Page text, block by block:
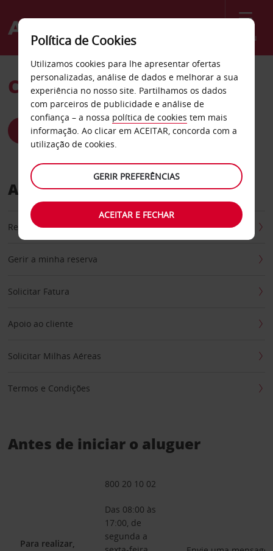
Menu
Como podemos ajudar?
QUESTÕES MAIS FREQUENTES
As nossas opções de Self service
Reserve agora
Gerir a minha reserva
Solicitar Fatura
Apoio ao cliente
Solicitar Milhas Aéreas
Termos e Condições
Antes de iniciar o aluguer
Para realizar,
800 20 10 02
Das 08:00 às
17:00, de
segunda a
Política de Cookies
Utilizamos cookies para lhe apresentar ofertas
personalizadas, análise de dados e melhorar a sua
experiência no nosso site. Partilhamos os dados
com parceiros de publicidade e análise de
confiança – a nossa política de cookies tem mais
informação. Ao clicar em ACEITAR, concorda com a
utilização de cookies.
GERIR PREFERÊNCIAS
ACEITAR E FECHAR